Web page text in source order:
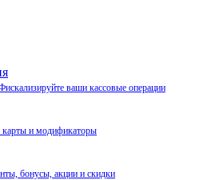
ваши кассовые операции
карты и модификаторы
бонусы, акции и скидки